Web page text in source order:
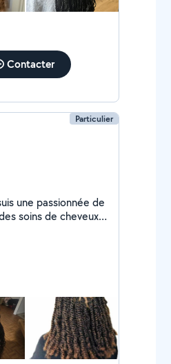
Contacter
Particulier